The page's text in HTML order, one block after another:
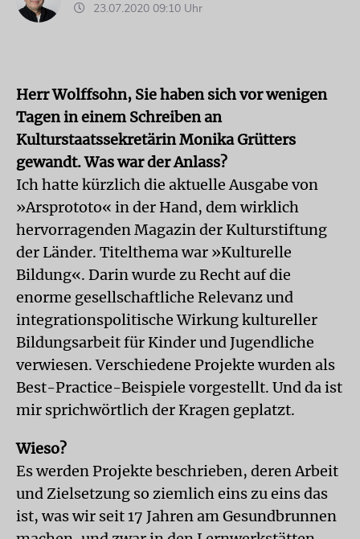
23.07.2020 09:10 Uhr
Herr Wolffsohn, Sie haben sich vor wenigen
Tagen in einem Schreiben an
Kulturstaatssekretärin Monika Grütters
gewandt. Was war der Anlass?
Ich hatte kürzlich die aktuelle Ausgabe von
»Arsprototo« in der Hand, dem wirklich
hervorragenden Magazin der Kulturstiftung
der Länder. Titelthema war »Kulturelle
Bildung«. Darin wurde zu Recht auf die
enorme gesellschaftliche Relevanz und
integrationspolitische Wirkung kultureller
Bildungsarbeit für Kinder und Jugendliche
verwiesen. Verschiedene Projekte wurden als
Best-Practice-Beispiele vorgestellt. Und da ist
mir sprichwörtlich der Kragen geplatzt.
Wieso?
Es werden Projekte beschrieben, deren Arbeit
und Zielsetzung so ziemlich eins zu eins das
ist, was wir seit 17 Jahren am Gesundbrunnen